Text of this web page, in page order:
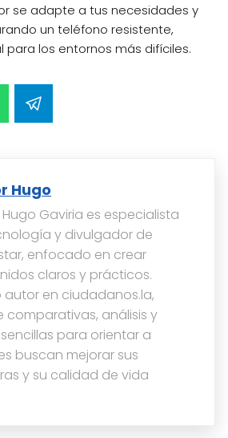
se adapte a tus necesidades y
un teléfono resistente,
para los entornos más difíciles.
Hugo
Gaviria es especialista
y divulgador de
enfocado en crear
claros y prácticos.
autor en ciudadanos.la,
comparativas, análisis y
para orientar a
buscan mejorar sus
y su calidad de vida